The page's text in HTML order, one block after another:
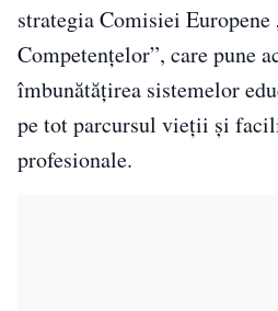
strategia Comisiei Europene
Competențelor”, care pune
îmbunătățirea sistemelor
pe tot parcursul vieții și
profesionale.